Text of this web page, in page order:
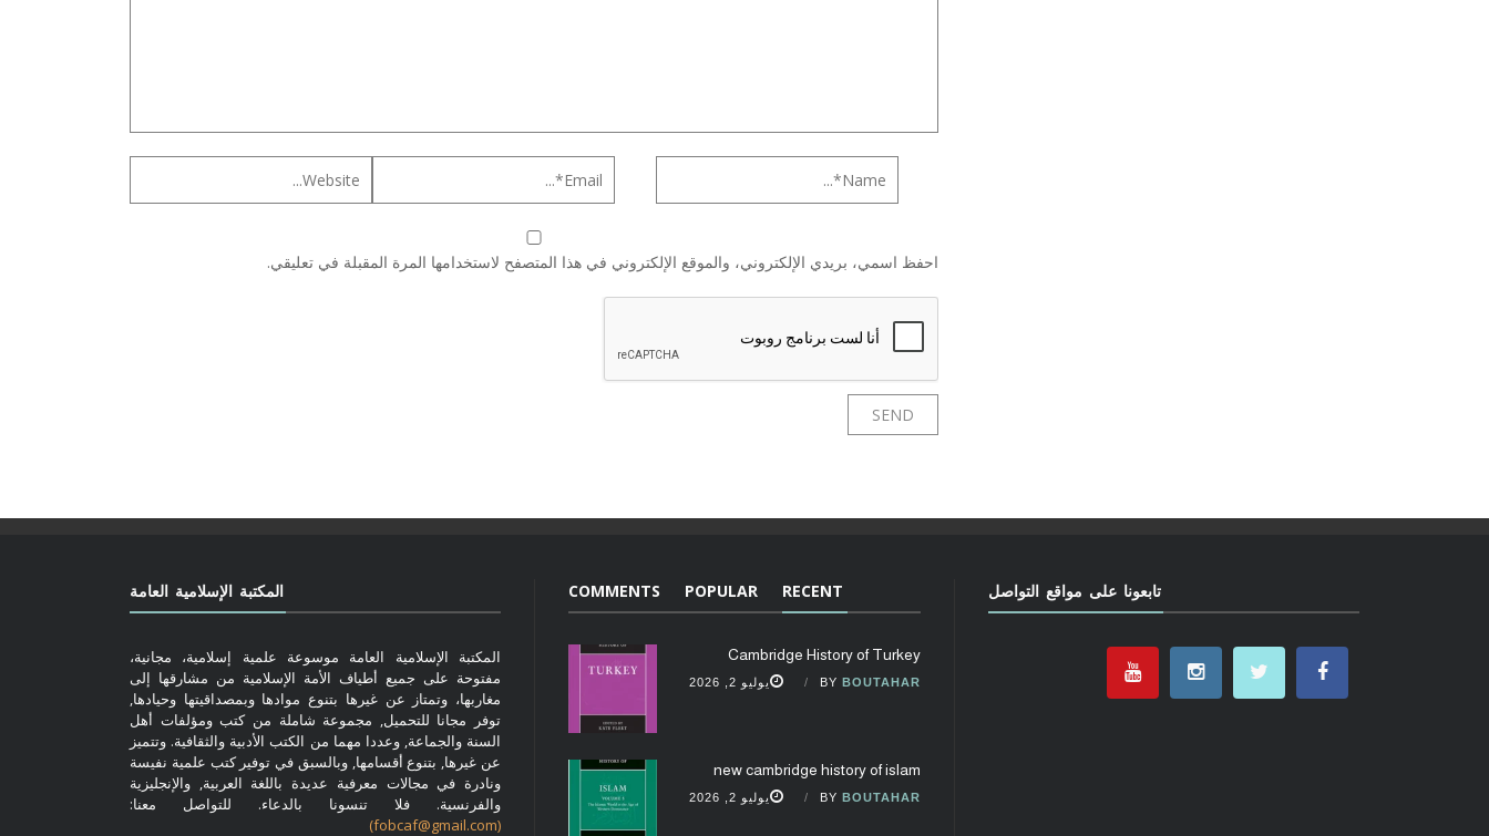
احفظ اسمي، بريدي الإلكتروني، والموقع الإلكتروني في هذا المتصفح لاستخدامها المرة المقبلة في تعليقي.
المكتبة الإسلامية العامة
المكتبة الإسلامية العامة موسوعة علمية إسلامية، مجانية،
مفتوحة على جميع أطياف الأمة الإسلامية من مشارقها إلى
مغاربها، وتمتاز عن غيرها بتنوع موادها وبمصداقيتها وحيادها,
توفر مجانا للتحميل, مجموعة شاملة من كتب ومؤلفات أهل
السنة والجماعة, وعددا مهما من الكتب الأدبية والثقافية. وتتميز
عن غيرها, بتنوع أقسامها, وبالسبق في توفير كتب علمية نفيسة
ونادرة في مجالات معرفية عديدة باللغة العربية, والإنجليزية
والفرنسية. فلا تنسونا بالدعاء. للتواصل معنا:
(fobcaf@gmail.com)
RECENT
POPULAR
COMMENTS
Cambridge History of Turkey
BY BOUTAHAR يوليو 2, 2026
new cambridge history of islam
BY BOUTAHAR يوليو 2, 2026
تابعونا على مواقع التواصل